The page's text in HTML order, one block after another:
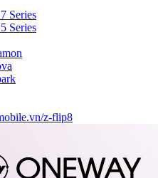
Series
Series
z-flip8